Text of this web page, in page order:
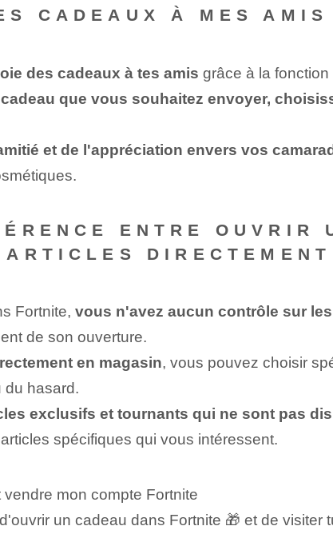
CADEAUX À MES
des cadeaux à tes amis grâce à la
que vous souhaitez envoyer,
et de l'appréciation ‌envers⁤ vos⁤
ENTRE OUVRIR
Fortnite, vous n'avez aucun contrôle sur
de son ouverture.
en magasin, vous pouvez choisir
du hasard.
exclusifs et tournants qui ne sont pas
spécifiques qui vous intéressent.
mon compte Fortnite
un cadeau dans Fortnite‍ 🎁 et de